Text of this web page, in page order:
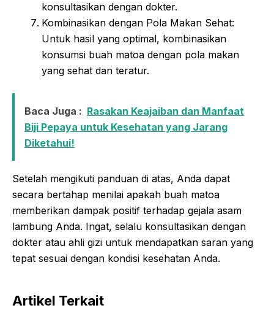
konsultasikan dengan dokter.
Kombinasikan dengan Pola Makan Sehat:
Untuk hasil yang optimal, kombinasikan
konsumsi buah matoa dengan pola makan
yang sehat dan teratur.
Baca Juga : Rasakan Keajaiban dan Manfaat
Biji Pepaya untuk Kesehatan yang Jarang
Diketahui!
Setelah mengikuti panduan di atas, Anda dapat
secara bertahap menilai apakah buah matoa
memberikan dampak positif terhadap gejala asam
lambung Anda. Ingat, selalu konsultasikan dengan
dokter atau ahli gizi untuk mendapatkan saran yang
tepat sesuai dengan kondisi kesehatan Anda.
Artikel Terkait